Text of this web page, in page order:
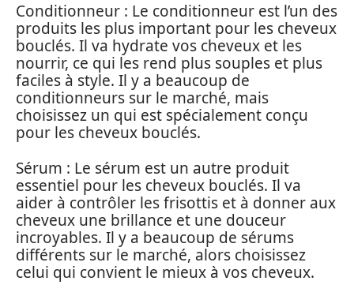
Conditionneur : Le conditionneur est l’un des
produits les plus important pour les cheveux
bouclés. Il va hydrate vos cheveux et les
nourrir, ce qui les rend plus souples et plus
faciles à style. Il y a beaucoup de
conditionneurs sur le marché, mais
choisissez un qui est spécialement conçu
pour les cheveux bouclés.
Sérum : Le sérum est un autre produit
essentiel pour les cheveux bouclés. Il va
aider à contrôler les frisottis et à donner aux
cheveux une brillance et une douceur
incroyables. Il y a beaucoup de sérums
différents sur le marché, alors choisissez
celui qui convient le mieux à vos cheveux.